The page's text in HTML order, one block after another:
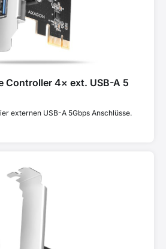
Controller 4× ext. USB-A 5
externen USB-A 5Gbps Anschlüsse.